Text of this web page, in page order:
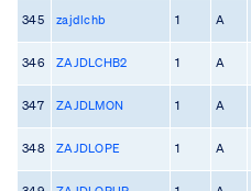
345 zajdlchb 1 A
346 ZAJDLCHB2 1 A
347 ZAJDLMON 1 A
348 ZAJDLOPE 1 A